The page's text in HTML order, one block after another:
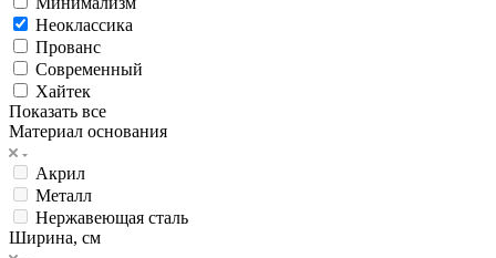
Лофт
Минимализм
Неоклассика
Прованс
Современный
Хайтек
Показать все
Материал основания
Акрил
Металл